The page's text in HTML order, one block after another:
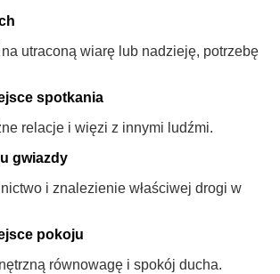
utraconą wiarę lub nadzieję, potrzebę
spotkania
relacje i więzi z innymi ludźmi.
gwiazdy
i znalezienie właściwej drogi w
pokoju
równowagę i spokój ducha.